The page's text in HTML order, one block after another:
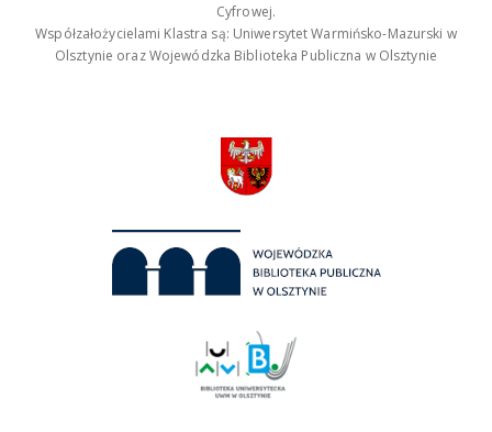
Cyfrowej.
Współzałożycielami Klastra są: Uniwersytet Warmińsko-Mazurski w
Olsztynie oraz Wojewódzka Biblioteka Publiczna w Olsztynie